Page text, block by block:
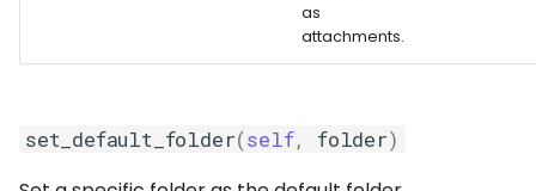
as
attachments.
set_default_folder(self, folder)